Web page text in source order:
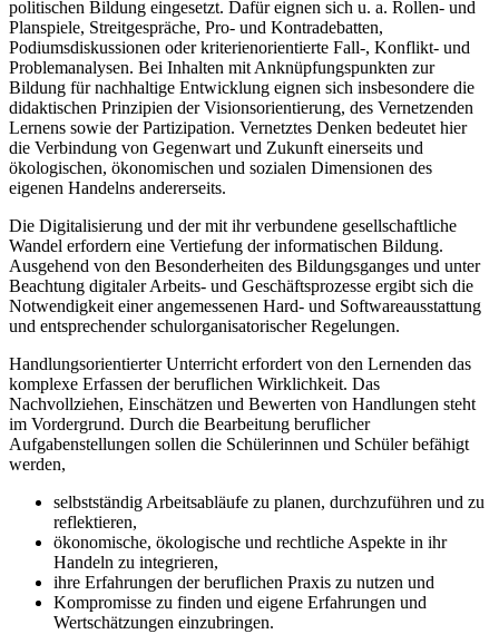
politischen Bildung eingesetzt. Dafür eignen sich u. a. Rollen- und
Planspiele, Streitgespräche, Pro- und Kontradebatten,
Podiumsdiskussionen oder kriterienorientierte Fall-, Konflikt- und
Problemanalysen. Bei Inhalten mit Anknüpfungspunkten zur
Bildung für nachhaltige Entwicklung eignen sich insbesondere die
didaktischen Prinzipien der Visionsorientierung, des Vernetzenden
Lernens sowie der Partizipation. Vernetztes Denken bedeutet hier
die Verbindung von Gegenwart und Zukunft einerseits und
ökologischen, ökonomischen und sozialen Dimensionen des
eigenen Handelns andererseits.
Die Digitalisierung und der mit ihr verbundene gesellschaftliche
Wandel erfordern eine Vertiefung der informatischen Bildung.
Ausgehend von den Besonderheiten des Bildungsganges und unter
Beachtung digitaler Arbeits- und Geschäftsprozesse ergibt sich die
Notwendigkeit einer angemessenen Hard- und Softwareausstattung
und entsprechender schulorganisatorischer Regelungen.
Handlungsorientierter Unterricht erfordert von den Lernenden das
komplexe Erfassen der beruflichen Wirklichkeit. Das
Nachvollziehen, Einschätzen und Bewerten von Handlungen steht
im Vordergrund. Durch die Bearbeitung beruflicher
Aufgabenstellungen sollen die Schülerinnen und Schüler befähigt
werden,
selbstständig Arbeitsabläufe zu planen, durchzuführen und zu
reflektieren,
ökonomische, ökologische und rechtliche Aspekte in ihr
Handeln zu integrieren,
ihre Erfahrungen der beruflichen Praxis zu nutzen und
Kompromisse zu finden und eigene Erfahrungen und
Wertschätzungen einzubringen.